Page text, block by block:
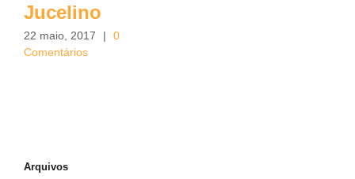
Jucelino
22 maio, 2017 |
0
Comentários
Arquivos